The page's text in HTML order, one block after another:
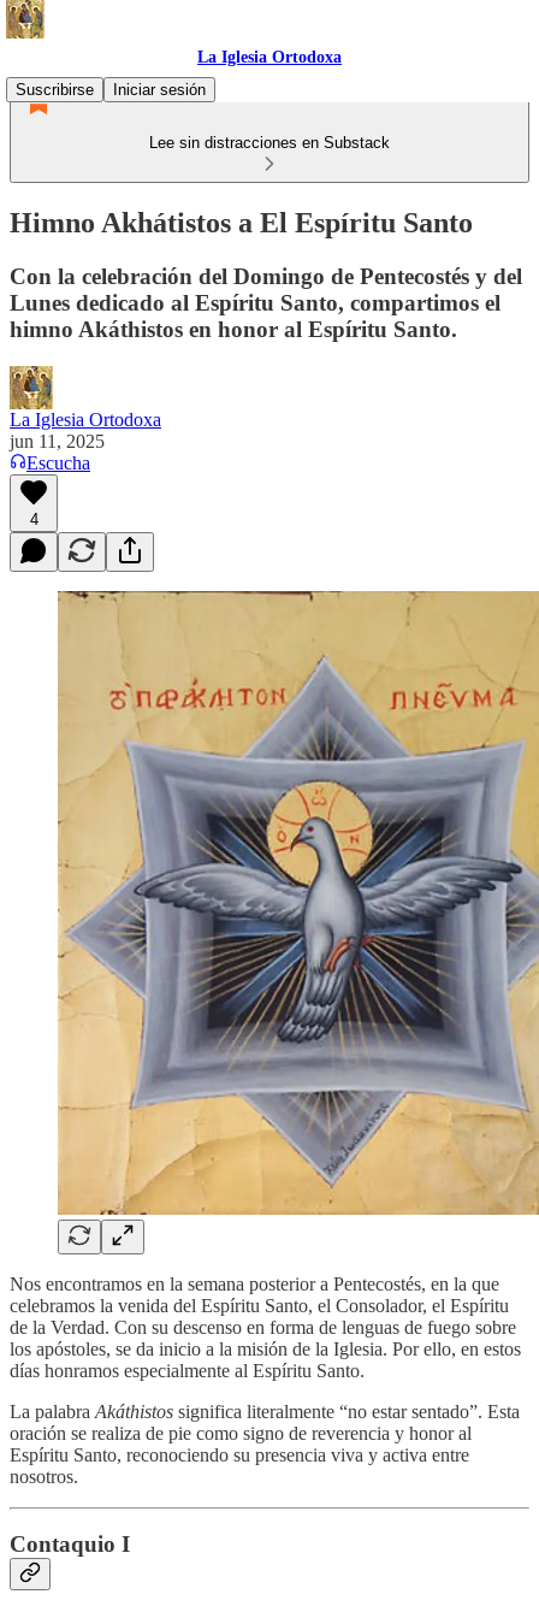
La Iglesia Ortodoxa
Suscribirse
Iniciar sesión
Lee sin distracciones en Substack
Himno Akhátistos a El Espíritu Santo
Con la celebración del Domingo de Pentecostés y del
Lunes dedicado al Espíritu Santo, compartimos el
himno Akáthistos en honor al Espíritu Santo.
La Iglesia Ortodoxa
jun 11, 2025
Escucha
4
Nos encontramos en la semana posterior a Pentecostés, en la que
celebramos la venida del Espíritu Santo, el Consolador, el Espíritu
de la Verdad. Con su descenso en forma de lenguas de fuego sobre
los apóstoles, se da inicio a la misión de la Iglesia. Por ello, en estos
días honramos especialmente al Espíritu Santo.
La palabra Akáthistos significa literalmente “no estar sentado”. Esta
oración se realiza de pie como signo de reverencia y honor al
Espíritu Santo, reconociendo su presencia viva y activa entre
nosotros.
Contaquio I